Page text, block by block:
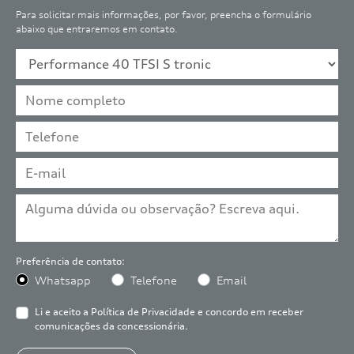
Para solicitar mais informações, por favor, preencha o formulário
abaixo que entraremos em contato.
Preferência de contato:
Whatsapp Telefone Email
Li e aceito a Política de Privacidade e concordo em receber
comunicações da concessionária.